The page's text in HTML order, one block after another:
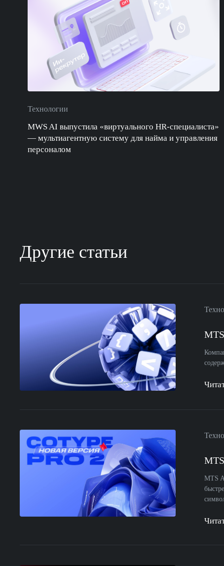
Технологии
MWS AI выпустила «виртуального HR-специалиста»
— мультиагентную систему для найма и управления
персоналом
Другие статьи
MTS